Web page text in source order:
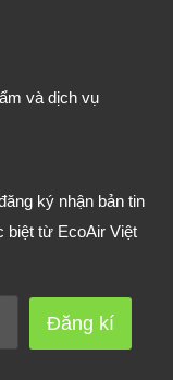
và dịch vụ
ký nhận bản tin
biệt từ EcoAir Việt
Đăng kí